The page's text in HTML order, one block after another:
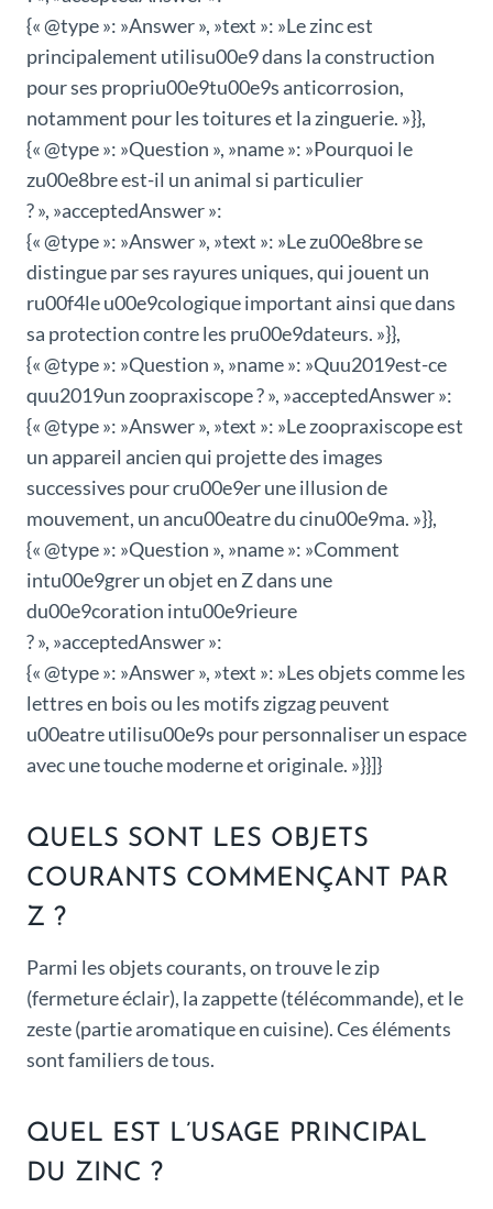
{« @type »: »Answer », »text »: »Le zinc est
principalement utilisu00e9 dans la construction
pour ses propriu00e9tu00e9s anticorrosion,
notamment pour les toitures et la zinguerie. »}},
{« @type »: »Question », »name »: »Pourquoi le
zu00e8bre est-il un animal si particulier
? », »acceptedAnswer »:
{« @type »: »Answer », »text »: »Le zu00e8bre se
distingue par ses rayures uniques, qui jouent un
ru00f4le u00e9cologique important ainsi que dans
sa protection contre les pru00e9dateurs. »}},
{« @type »: »Question », »name »: »Quu2019est-ce
quu2019un zoopraxiscope ? », »acceptedAnswer »:
{« @type »: »Answer », »text »: »Le zoopraxiscope est
un appareil ancien qui projette des images
successives pour cru00e9er une illusion de
mouvement, un ancu00eatre du cinu00e9ma. »}},
{« @type »: »Question », »name »: »Comment
intu00e9grer un objet en Z dans une
du00e9coration intu00e9rieure
? », »acceptedAnswer »:
{« @type »: »Answer », »text »: »Les objets comme les
lettres en bois ou les motifs zigzag peuvent
u00eatre utilisu00e9s pour personnaliser un espace
avec une touche moderne et originale. »}}]}
QUELS SONT LES OBJETS
COURANTS COMMENÇANT PAR
Z ?
Parmi les objets courants, on trouve le zip
(fermeture éclair), la zappette (télécommande), et le
zeste (partie aromatique en cuisine). Ces éléments
sont familiers de tous.
QUEL EST L’USAGE PRINCIPAL
DU ZINC ?